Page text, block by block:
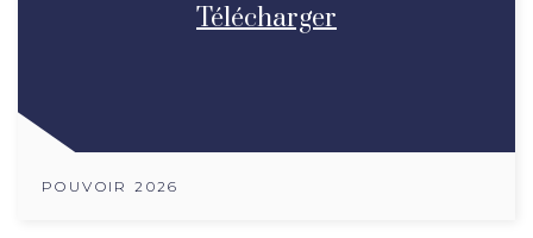
Télécharger
POUVOIR 2026